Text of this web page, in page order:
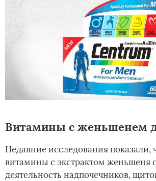
Витамины с женьшенем
Недавние исследования показали,
витамины с экстрактом женьшеня
деятельность надпочечников,